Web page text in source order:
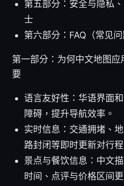
第五部分：安全与隐私
士
第六部分：FAQ（常见问
第一部分：为何中文地图
要
语言友好性：华语界面
障碍，提升导航效率。
实时信息：交通拥堵、
路封闭等即时更新对行程
景点与餐饮信息：中文
时间、点评与价格区间更